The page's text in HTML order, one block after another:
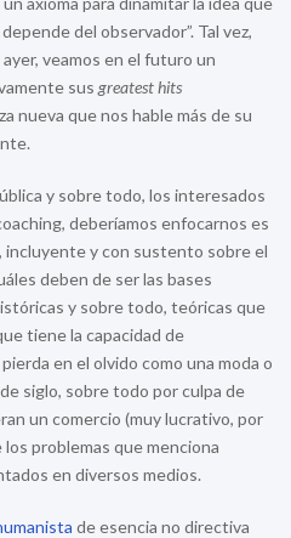
del observador”. Tal vez,
veamos en el futuro un
sus greatest hits
nueva que nos hable más de su
y sobre todo, los interesados
deberíamos enfocarnos es
incluyente y con sustento sobre el
deben de ser las bases
y sobre todo, teóricas que
tiene la capacidad de
en el olvido como una moda o
siglo, sobre todo por culpa de
un comercio (muy lucrativo, por
problemas que menciona
en diversos medios.
de esencia no directiva